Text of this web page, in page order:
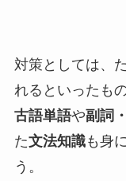
対策としては、
れるといったも
古語単語や副詞
た文法知識も身
う。